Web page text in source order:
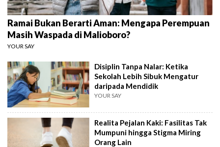
Ramai Bukan Berarti Aman: Mengapa Perempuan
Masih Waspada di Malioboro?
YOUR SAY
Disiplin Tanpa Nalar: Ketika
Sekolah Lebih Sibuk Mengatur
daripada Mendidik
YOUR SAY
Realita Pejalan Kaki: Fasilitas Tak
Mumpuni hingga Stigma Miring
Orang Lain